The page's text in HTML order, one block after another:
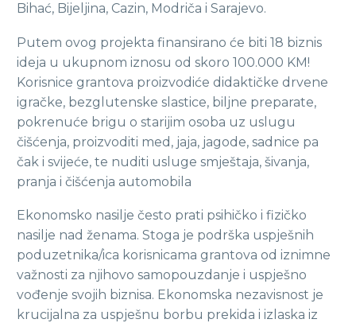
Bihać, Bijeljina, Cazin, Modriča i Sarajevo.
Putem ovog projekta finansirano će biti 18 biznis
ideja u ukupnom iznosu od skoro 100.000 KM!
Korisnice grantova proizvodiće didaktičke drvene
igračke, bezglutenske slastice, biljne preparate,
pokrenuće brigu o starijim osoba uz uslugu
čišćenja, proizvoditi med, jaja, jagode, sadnice pa
čak i svijeće, te nuditi usluge smještaja, šivanja,
pranja i čišćenja automobila
Ekonomsko nasilje često prati psihičko i fizičko
nasilje nad ženama. Stoga je podrška uspješnih
poduzetnika/ica korisnicama grantova od iznimne
važnosti za njihovo samopouzdanje i uspješno
vođenje svojih biznisa. Ekonomska nezavisnost je
krucijalna za uspješnu borbu prekida i izlaska iz